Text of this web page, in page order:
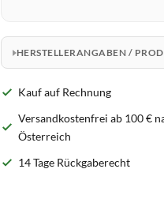
HERSTELLERANGABEN /
Kauf auf Rechnung
Versandkostenfrei ab 100 €
Österreich
14 Tage Rückgaberecht